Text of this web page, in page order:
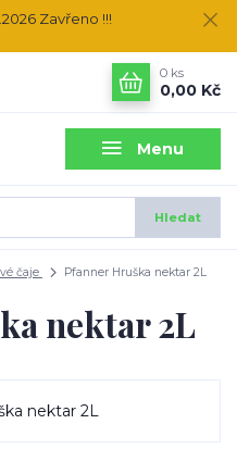
Zavřeno !!!
Menu
Hledat
0 ks
0,00 Kč
čaje Pfanner Hruška nektar 2L
nektar 2L